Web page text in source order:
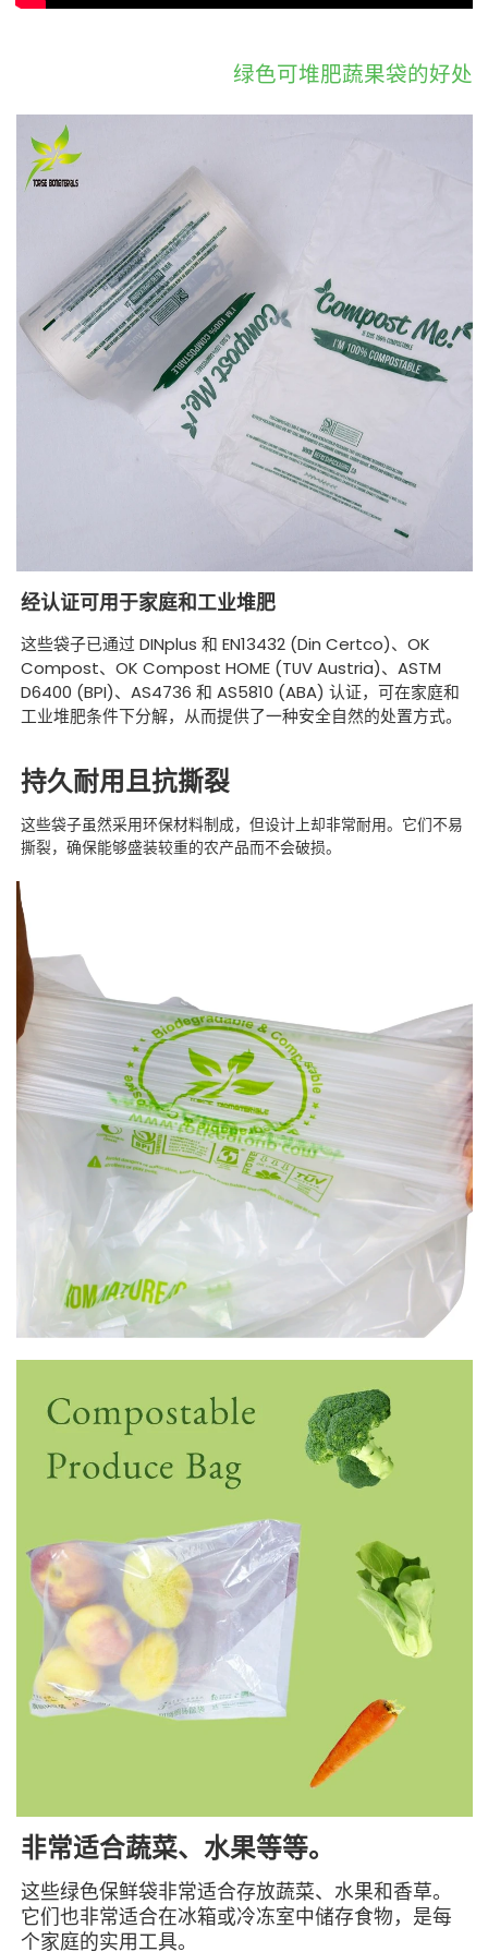
绿色可堆肥蔬果袋的好处
经认证可用于家庭和工业堆肥
这些袋子已通过 DINplus 和 EN13432 (Din Certco)、OK
Compost、OK Compost HOME (TUV Austria)、ASTM
D6400 (BPI)、AS4736 和 AS5810 (ABA) 认证，可在家庭和
工业堆肥条件下分解，从而提供了一种安全自然的处置方式。
持久耐用且抗撕裂
这些袋子虽然采用环保材料制成，但设计上却非常耐用。它们不易
撕裂，确保能够盛装较重的农产品而不会破损。
非常适合蔬菜、水果等等。
这些绿色保鲜袋非常适合存放蔬菜、水果和香草。
它们也非常适合在冰箱或冷冻室中储存食物，是每
个家庭的实用工具。